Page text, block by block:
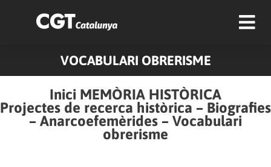
VOCABULARI OBRERISME
Inici MEMÒRIA HISTÒRICA
Projectes de recerca històrica – Biografies
– Anarcoefemèrides – Vocabulari
obrerisme